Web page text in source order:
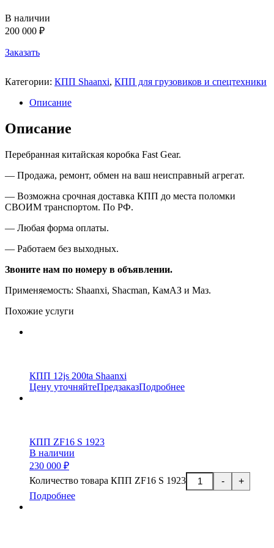
В наличии
200 000 ₽
Заказать
Категории: КПП Shaanxi, КПП для грузовиков и спецтехники
Описание
Описание
Перебранная китайская коробка Fast Gear.
— Продажа, ремонт, обмен на ваш неисправный агрегат.
— Возможна срочная доставка КПП до места поломки
СВОИМ транспортом. По РФ.
— Любая форма оплаты.
— Работаем без выходных.
Звоните нам по номеру в объявлении.
Применяемость: Shaanxi, Shacman, КамАЗ и Маз.
Похожие услуги
КПП 12js 200ta Shaanxi
Цену уточняйтеПредзаказПодробнее
КПП ZF16 S 1923
В наличии
230 000 ₽
-
Количество товара КПП ZF16 S 1923
+
Подробнее